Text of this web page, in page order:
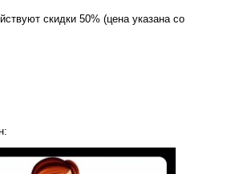
скидки 50% (цена указана со